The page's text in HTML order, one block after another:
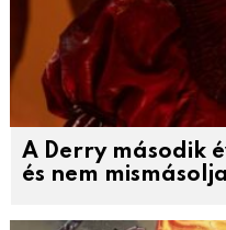
A Derry második
és nem